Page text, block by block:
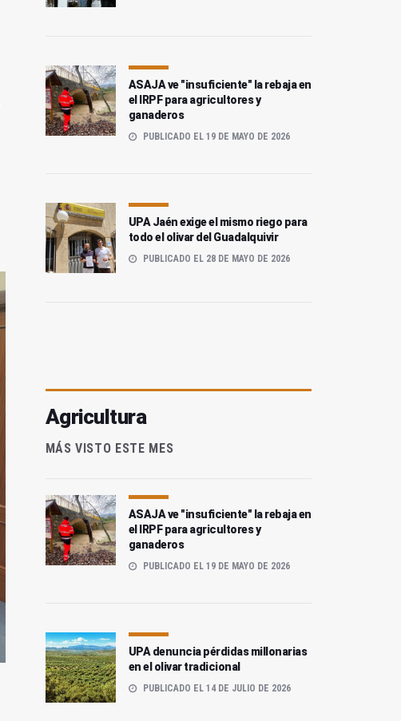
ASAJA ve "insuficiente" la rebaja en
el IRPF para agricultores y
ganaderos
PUBLICADO EL 19 DE MAYO DE 2026
UPA Jaén exige el mismo riego para
todo el olivar del Guadalquivir
PUBLICADO EL 28 DE MAYO DE 2026
Agricultura
MÁS VISTO ESTE MES
ASAJA ve "insuficiente" la rebaja en
el IRPF para agricultores y
ganaderos
PUBLICADO EL 19 DE MAYO DE 2026
UPA denuncia pérdidas millonarias
en el olivar tradicional
PUBLICADO EL 14 DE JULIO DE 2026